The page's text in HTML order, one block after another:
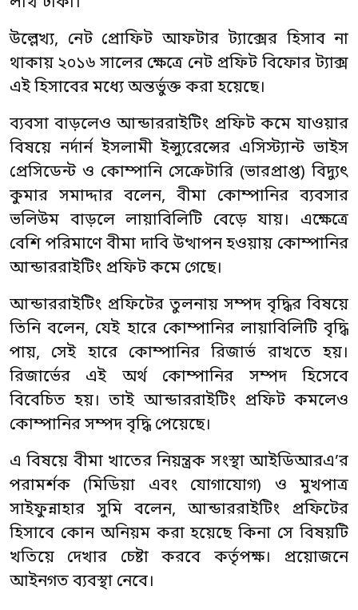
উল্লেখ্য, নেট প্রোফিট আফটার ট্যাক্সের হিসাব না
থাকায় ২০১৬ সালের ক্ষেত্রে নেট প্রফিট বিফোর ট্যাক্স
এই হিসাবের মধ্যে অন্তর্ভুক্ত করা হয়েছে।
ব্যবসা বাড়লেও আন্ডাররাইটিং প্রফিট কমে যাওয়ার
বিষয়ে নর্দার্ন ইসলামী ইন্স্যুরেন্সের এসিস্ট্যান্ট ভাইস
প্রেসিডেন্ট ও কোম্পানি সেক্রেটারি (ভারপ্রাপ্ত) বিদ্যুৎ
কুমার সমাদ্দার বলেন, বীমা কোম্পানির ব্যবসার
ভলিউম বাড়লে লায়াবিলিটি বেড়ে যায়। এক্ষেত্রে
বেশি পরিমাণে বীমা দাবি উত্থাপন হওয়ায় কোম্পানির
আন্ডাররাইটিং প্রফিট কমে গেছে।
আন্ডাররাইটিং প্রফিটের তুলনায় সম্পদ বৃদ্ধির বিষয়ে
তিনি বলেন, যেই হারে কোম্পানির লায়াবিলিটি বৃদ্ধি
পায়, সেই হারে কোম্পানির রিজার্ভ রাখতে হয়।
রিজার্ভের এই অর্থ কোম্পানির সম্পদ হিসেবে
বিবেচিত হয়। তাই আন্ডাররাইটিং প্রফিট কমলেও
কোম্পানির সম্পদ বৃদ্ধি পেয়েছে।
এ বিষয়ে বীমা খাতের নিয়ন্ত্রক সংস্থা আইডিআরএ’র
পরামর্শক (মিডিয়া এবং যোগাযোগ) ও মুখপাত্র
সাইফুন্নাহার সুমি বলেন, আন্ডাররাইটিং প্রফিটের
হিসাবে কোন অনিয়ম করা হয়েছে কিনা সে বিষয়টি
খতিয়ে দেখার চেষ্টা করবে কর্তৃপক্ষ। প্রয়োজনে
আইনগত ব্যবস্থা নেবে।